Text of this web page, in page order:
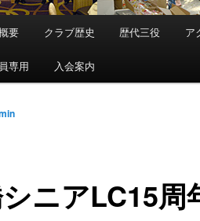
要 クラブ歴史 歴代三役 ア
専用 入会案内
ニアLC15周